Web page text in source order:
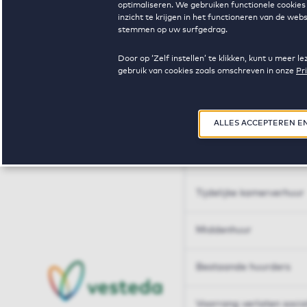
optimaliseren. We gebruiken functionele
inzicht te krijgen in het functioneren van de
stemmen op uw surfgedrag.
Door op ‘Zelf instellen’ te klikken, kunt u meer
gebruik van cookies zoals omschreven in onze
ALLES ACCEPTEREN
Huren op maat
Tijdelijke kamerverhuur
Middenhuur
Bestaande huurders
Voorrang verlaten